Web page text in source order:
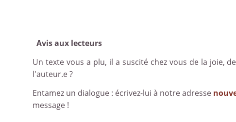
Avis aux lecteurs
Un texte vous a plu, il a suscité chez vous de la joie,
l'auteur.e ?
Entamez un dialogue : écrivez-lui à notre adresse
message !